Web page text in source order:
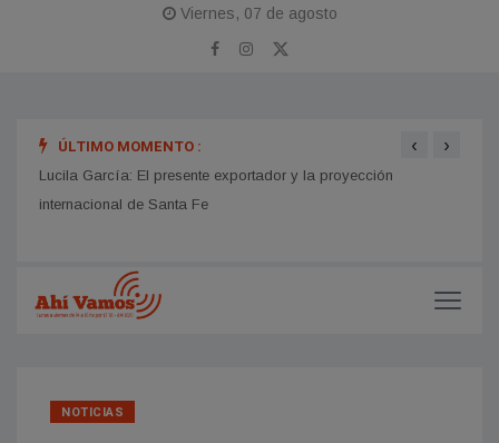
Viernes, 07 de agosto
ÚLTIMO MOMENTO :
Lucila García: El presente exportador y la proyección
internacional de Santa Fe
‹ ›
NOTICIAS